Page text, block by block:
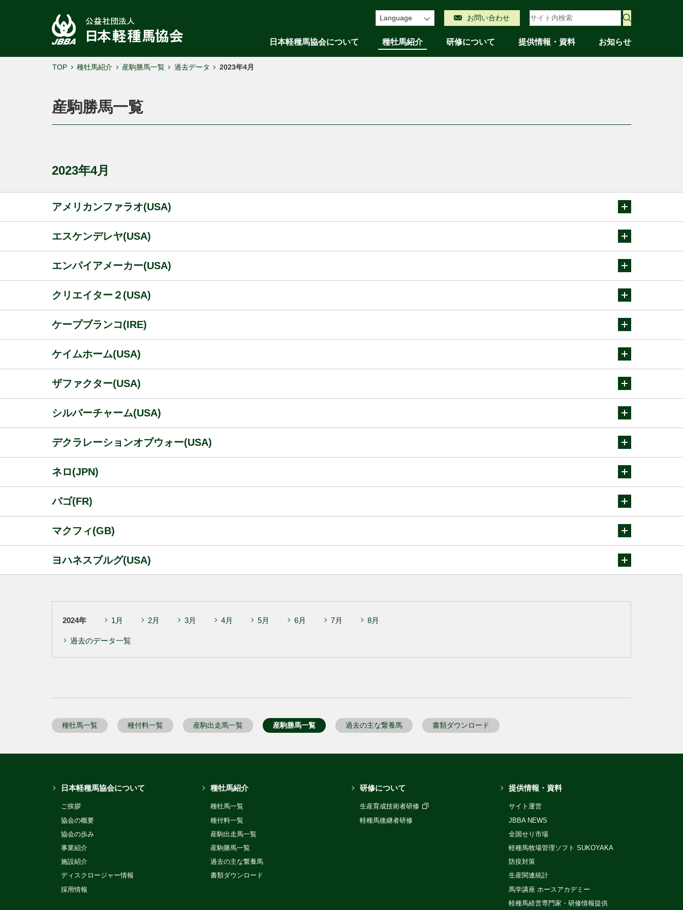
Language お問い合わせ サイト内検索
日本軽種馬協会について 種牡馬紹介 研修について 提供情報・資料 お知らせ
TOP 種牡馬紹介 産駒勝馬一覧 過去データ 2023年4月
産駒勝馬一覧
2023年4月
アメリカンファラオ(USA)
エスケンデレヤ(USA)
エンパイアメーカー(USA)
クリエイター２(USA)
ケープブランコ(IRE)
ケイムホーム(USA)
ザファクター(USA)
シルバーチャーム(USA)
デクラレーションオブウォー(USA)
ネロ(JPN)
バゴ(FR)
マクフィ(GB)
ヨハネスブルグ(USA)
2024年 1月 2月 3月 4月 5月 6月 7月 8月
過去のデータ一覧
種牡馬一覧 種付料一覧 産駒出走馬一覧 産駒勝馬一覧 過去の主な繋養馬 書類ダウンロード
日本軽種馬協会について
ご挨拶
協会の概要
協会の歩み
事業紹介
施設紹介
ディスクロージャー情報
採用情報
種牡馬紹介
種牡馬一覧
種付料一覧
産駒出走馬一覧
産駒勝馬一覧
過去の主な繋養馬
書類ダウンロード
研修について
生産育成技術者研修
軽種馬後継者研修
提供情報・資料
サイト運営
JBBA NEWS
全国せり市場
軽種馬牧場管理ソフト SUKOYAKA
防疫対策
生産関連統計
馬学講座 ホースアカデミー
軽種馬経営専門家・研修情報提供